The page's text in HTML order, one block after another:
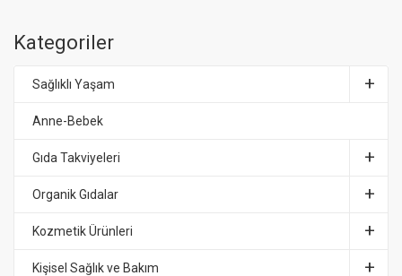
Kategoriler
Sağlıklı Yaşam
Anne-Bebek
Gıda Takviyeleri
Organik Gıdalar
Kozmetik Ürünleri
Kişisel Sağlık ve Bakım